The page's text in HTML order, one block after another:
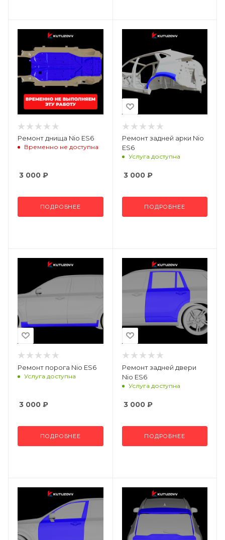
Ремонт днища Nio ES6
Временно не доступна
3 000 ₽
ПОДРОБНЕЕ
Ремонт задней арки Nio
ES6
Услуга доступна
3 000₽
ПОДРОБНЕЕ
Ремонт порога Nio ES6
Услуга доступна
3 000 ₽
ПОДРОБНЕЕ
Ремонт задней двери
Nio ES6
Услуга доступна
3 000₽
ПОДРОБНЕЕ